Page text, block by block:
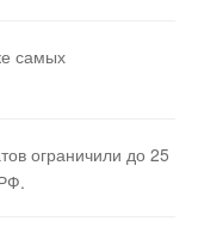
самых
ограничили до 25